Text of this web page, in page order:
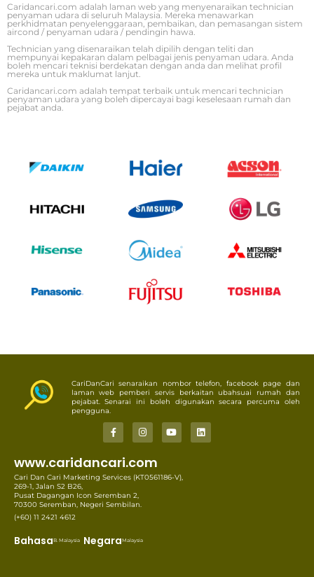
Caridancari.com adalah laman web yang menyenaraikan technician
penyaman udara di seluruh Malaysia. Mereka menawarkan
perkhidmatan penyelenggaraan, pembaikan, dan pemasangan sistem
aircond / penyaman udara / pendingin hawa.
Technician yang disenaraikan telah dipilih dengan teliti dan
mempunyai kepakaran dalam pelbagai jenis penyaman udara. Anda
boleh mencari teknisi berdekatan dengan anda dan melihat profil
mereka untuk maklumat lanjut.
Caridancari.com adalah tempat terbaik untuk mencari technician
penyaman udara yang boleh dipercayai bagi keselesaan rumah dan
pejabat anda.
CariDanCari senaraikan nombor telefon, facebook page dan
laman web pemberi servis berkaitan ubahsuai rumah dan
pejabat. Senarai ini boleh digunakan secara percuma oleh
pengguna.
www.caridancari.com
Cari Dan Cari Marketing Services (KT0561186-V),
269-1, Jalan S2 B26,
Pusat Dagangan Icon Seremban 2,
70300 Seremban, Negeri Sembilan.
(+60) 11 2421 4612
BahasaB. Malaysia NegaraMalaysia